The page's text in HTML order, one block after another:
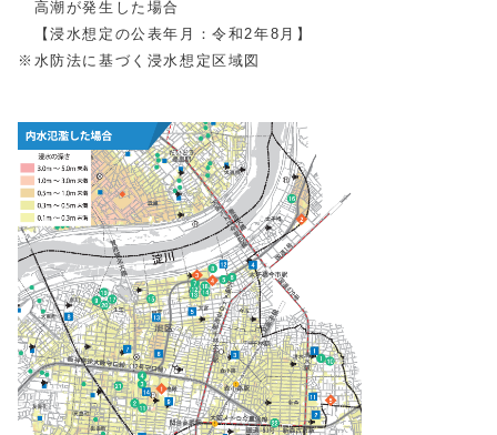
高潮が発生した場合
【浸水想定の公表年月：令和2年8月】
※水防法に基づく浸水想定区域図